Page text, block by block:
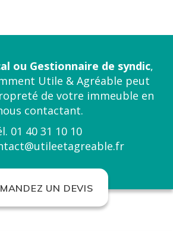
ou Gestionnaire de syndic,
Utile & Agréable peut
de votre immeuble en
contactant.
01 40 31 10 10
UN DEVIS